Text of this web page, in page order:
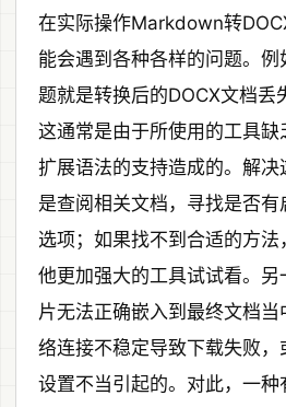
在实际操作Markdown转
能会遇到各种各样的问题。
题就是转换后的DOCX文档丢
这通常是由于所使用的工具
扩展语法的支持造成的。解
是查阅相关文档，寻找是否
选项；如果找不到合适的方
他更加强大的工具试试看。另
片无法正确嵌入到最终文档
络连接不稳定导致下载失败
设置不当引起的。对此，一